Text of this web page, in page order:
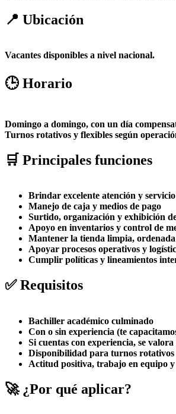
📍 Ubicación
Vacantes disponibles a nivel nacional.
🕒 Horario
Domingo a domingo, con un día
Turnos rotativos y flexibles según
🛒 Principales funciones
Brindar excelente atención y
Manejo de caja y medios de pago
Surtido, organización y exhibición
Apoyo en inventarios y control de
Mantener la tienda limpia,
Apoyar procesos operativos y
Cumplir políticas y lineamientos
✅ Requisitos
Bachiller académico culminado
Con o sin experiencia (te
Si cuentas con experiencia, se
Disponibilidad para turnos rotativos
Actitud positiva, trabajo en equipo
🚀 ¿Por qué aplicar?